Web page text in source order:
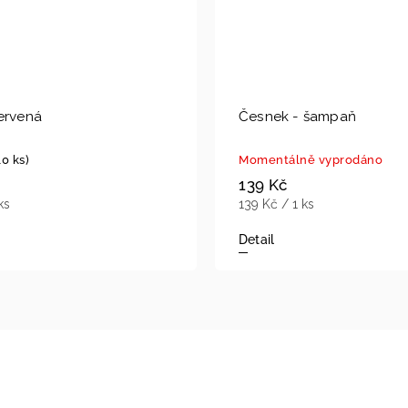
ks)
Česnek - šampaň
Momentálně vyprodáno
139 Kč
139 Kč / 1 ks
Detail